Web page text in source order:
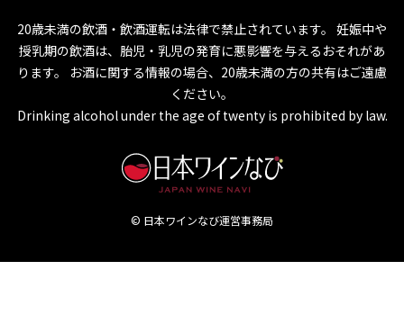
20歳未満の飲酒・飲酒運転は法律で禁止されています。 妊娠中や
授乳期の飲酒は、胎児・乳児の発育に悪影響を与えるおそれがあ
ります。
お酒に関する情報の場合、20歳未満の方の共有はご遠慮
ください。
Drinking alcohol under the age of twenty is prohibited by law.
© 日本ワインなび運営事務局